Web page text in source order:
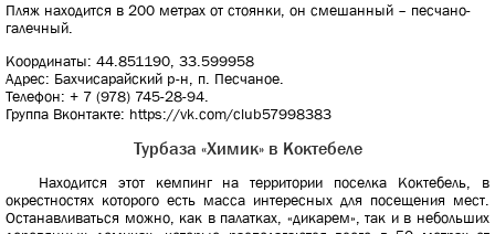
Пляж находится в 200 метрах от стоянки, он смешанный – песчано-
галечный.
Координаты: 44.851190, 33.599958
Адрес: Бахчисарайский р-н, п. Песчаное.
Телефон: + 7 (978) 745-28-94.
Группа Вконтакте: https://vk.com/club57998383
Турбаза «Химик» в Коктебеле
Находится этот кемпинг на территории поселка Коктебель, в
окрестностях которого есть масса интересных для посещения мест.
Останавливаться можно, как в палатках, «дикарем», так и в небольших